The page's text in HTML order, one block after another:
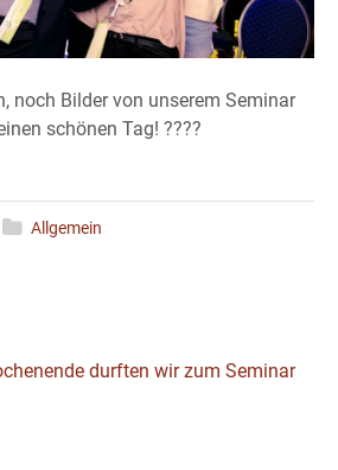
noch Bilder von unserem Seminar
schönen Tag! ????
Allgemein
durften wir zum Seminar